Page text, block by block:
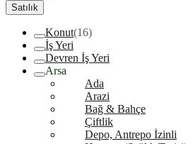
Satılık
Konut(16)
İş Yeri
Devren İş Yeri
Arsa
Ada
Arazi
Bağ & Bahçe
Çiftlik
Depo, Antrepo İzinli